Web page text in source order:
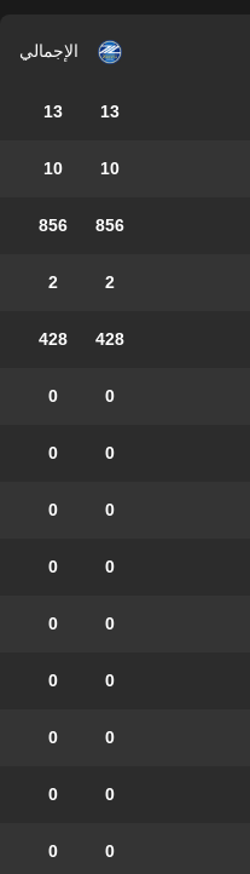
الإجمالي
13
13
10
10
856
856
2
2
428
428
0
0
0
0
0
0
0
0
0
0
0
0
0
0
0
0
0
0